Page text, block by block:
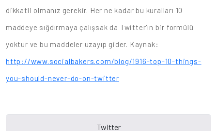
dikkatli olmanız gerekir. Her ne kadar bu kuralları 10
maddeye sığdırmaya çalışsak da Twitter'ın bir formülü
yoktur ve bu maddeler uzayıp gider. Kaynak:
http://www.socialbakers.com/blog/1916-top-10-things-
you-should-never-do-on-twitter